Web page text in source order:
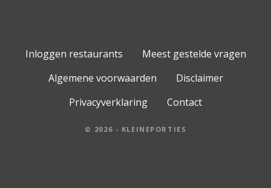
Inloggen restaurants
Meest gestelde vragen
Algemene voorwaarden
Disclaimer
Privacyverklaring
Contact
© 2026 - KLEINEPORTIES